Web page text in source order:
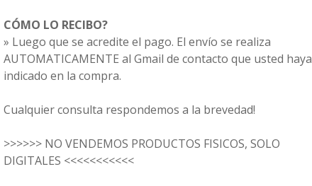
CÓMO LO RECIBO?
» Luego que se acredite el pago. El envío se realiza
AUTOMATICAMENTE al Gmail de contacto que usted haya
indicado en la compra.
Cualquier consulta respondemos a la brevedad!
>>>>>> NO VENDEMOS PRODUCTOS FISICOS, SOLO
DIGITALES <<<<<<<<<<<